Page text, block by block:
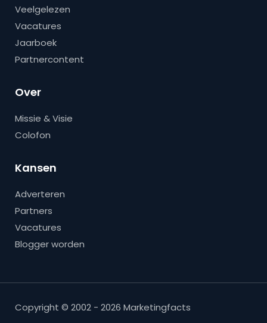
Veelgelezen
Vacatures
Jaarboek
Partnercontent
Over
Missie & Visie
Colofon
Kansen
Adverteren
Partners
Vacatures
Blogger worden
Copyright © 2002 - 2026 Marketingfacts